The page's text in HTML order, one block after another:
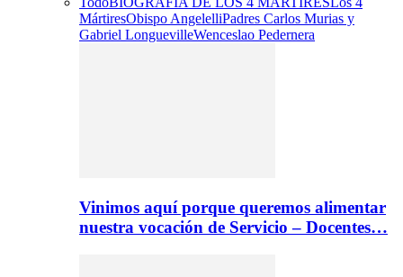
MártiresObispo AngelelliPadres Carlos Murias y
Gabriel LonguevilleWenceslao Pedernera
Vinimos aquí porque queremos alimentar
nuestra vocación de Servicio – Docentes…